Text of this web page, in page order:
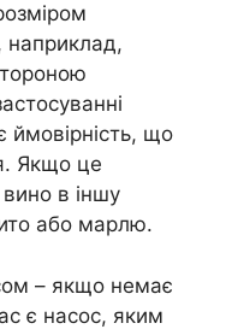
наприклад,
ймовірність, що
Якщо це
в іншу
або марлю.
– якщо немає
є насос, яким